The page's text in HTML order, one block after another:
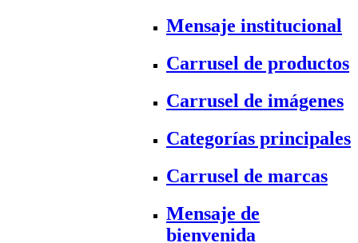
Mensaje institucional
Carrusel de productos
Carrusel de imágenes
Categorías principales
Carrusel de marcas
Mensaje de
bienvenida